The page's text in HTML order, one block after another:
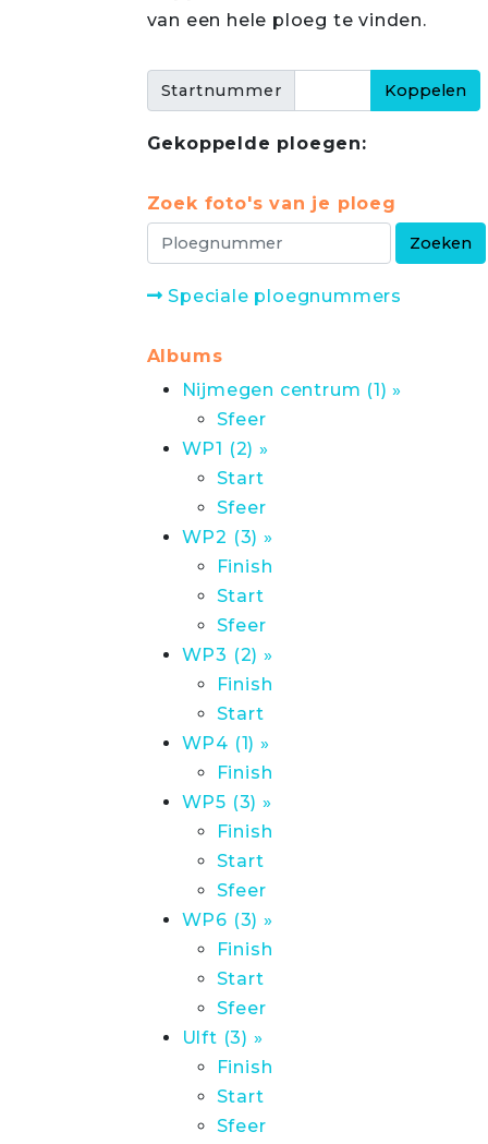
van een hele ploeg te vinden.
Startnummer
Gekoppelde ploegen:
Zoek foto's van je ploeg
Speciale ploegnummers
Albums
Nijmegen centrum (1) »
Sfeer
WP1 (2) »
Start
Sfeer
WP2 (3) »
Finish
Start
Sfeer
WP3 (2) »
Finish
Start
WP4 (1) »
Finish
WP5 (3) »
Finish
Start
Sfeer
WP6 (3) »
Finish
Start
Sfeer
Ulft (3) »
Finish
Start
Sfeer